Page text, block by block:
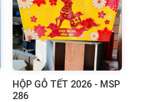
HỘP GỖ TẾT 2026 - MSP
286